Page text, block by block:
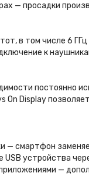
— просадки
в том числе 6
к
постоянно
Display
смартфон
устройства
—